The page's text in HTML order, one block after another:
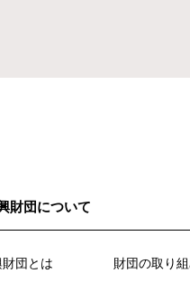
財団について
団とは
財団の取り